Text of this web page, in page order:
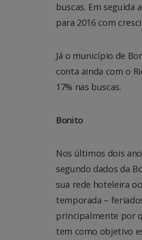
buscas. Em seguida
para 2016 com
Já o município de
conta ainda com o
17% nas buscas.
Bonito
Nos últimos dois
segundo dados da
sua rede hoteleira
temporada –
principalmente por
tem como objetivo